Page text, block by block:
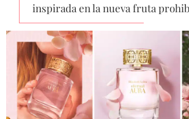
inspirada en la nueva fruta